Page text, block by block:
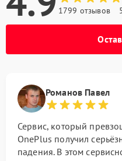
1799 отзывов
Романов Павел
Сервис, который
OnePlus получил
падения. В этом